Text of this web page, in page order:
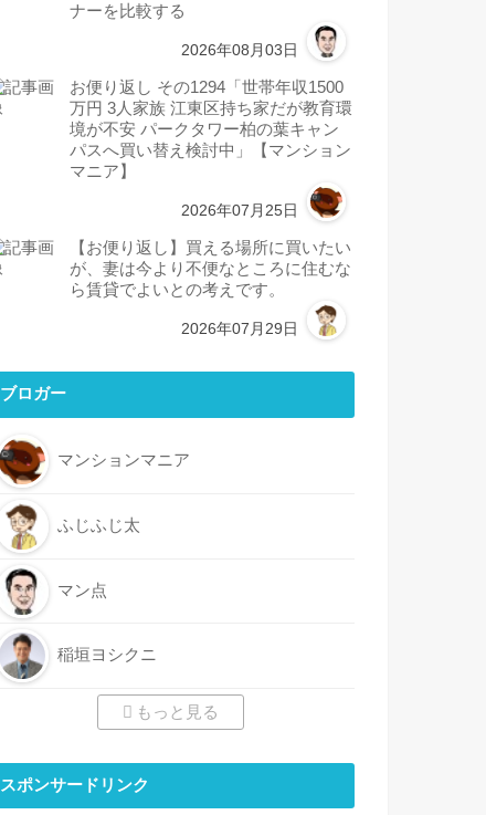
ナーを比較する
2026年08月03日
お便り返し その1294「世帯年収1500
万円 3人家族 江東区持ち家だが教育環
境が不安 パークタワー柏の葉キャン
パスへ買い替え検討中」【マンション
マニア】
2026年07月25日
【お便り返し】買える場所に買いたい
が、妻は今より不便なところに住むな
ら賃貸でよいとの考えです。
2026年07月29日
ブロガー
マンションマニア
ふじふじ太
マン点
稲垣ヨシクニ
もっと見る
スポンサードリンク